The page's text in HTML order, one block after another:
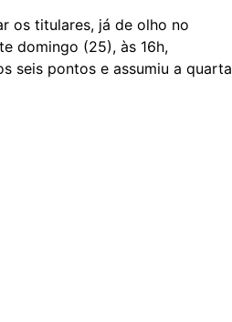
os titulares, já de olho no
domingo (25), às 16h,
seis pontos e assumiu a quarta